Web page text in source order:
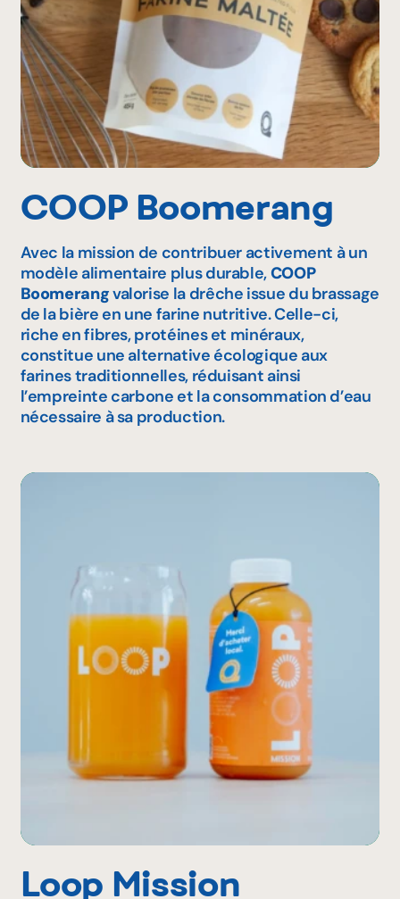
COOP Boomerang
Avec la mission de contribuer activement à un
modèle alimentaire plus durable,COOP
Boomerangvalorise la drêche issue du brassage
de la bière en une farine nutritive. Celle-ci,
riche en fibres, protéines et minéraux,
constitue une alternative écologique aux
farines traditionnelles, réduisant ainsi
l’empreinte carbone et la consommation d’eau
nécessaire à sa production.
Loop Mission